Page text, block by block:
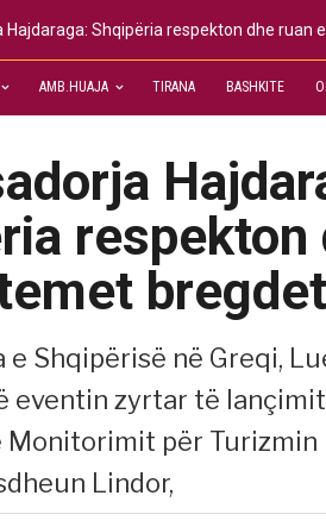
Hajdaraga: Shqipëria respekton dhe ruan
AMB.HUAJA TIRANA BASHKITE
respekton
e Shqipërisë në Greqi,
eventin zyrtar të
Monitorimit për Turizmin
Lindor,